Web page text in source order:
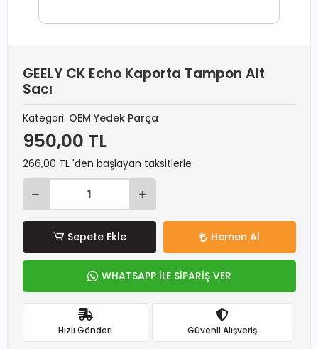
GEELY CK Echo Kaporta Tampon Alt
Sacı
Kategori: OEM Yedek Parça
950,00 TL
266,00 TL 'den başlayan taksitlerle
Sepete Ekle Hemen Al
WHATSAPP İLE SİPARİŞ VER
Hızlı Gönderi Güvenli Alışveriş